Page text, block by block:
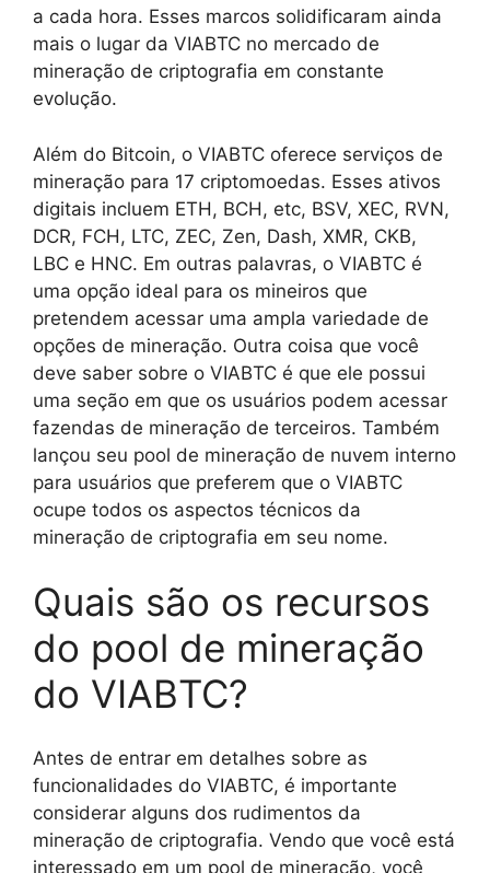
a cada hora. Esses marcos solidificaram ainda
mais o lugar da VIABTC no mercado de
mineração de criptografia em constante
evolução.
Além do Bitcoin, o VIABTC oferece serviços de
mineração para 17 criptomoedas. Esses ativos
digitais incluem ETH, BCH, etc, BSV, XEC, RVN,
DCR, FCH, LTC, ZEC, Zen, Dash, XMR, CKB,
LBC e HNC. Em outras palavras, o VIABTC é
uma opção ideal para os mineiros que
pretendem acessar uma ampla variedade de
opções de mineração. Outra coisa que você
deve saber sobre o VIABTC é que ele possui
uma seção em que os usuários podem acessar
fazendas de mineração de terceiros. Também
lançou seu pool de mineração de nuvem interno
para usuários que preferem que o VIABTC
ocupe todos os aspectos técnicos da
mineração de criptografia em seu nome.
Quais são os recursos
do pool de mineração
do VIABTC?
Antes de entrar em detalhes sobre as
funcionalidades do VIABTC, é importante
considerar alguns dos rudimentos da
mineração de criptografia. Vendo que você está
interessado em um pool de mineração, você